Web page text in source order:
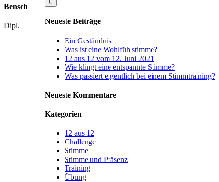
Neueste Beiträge
Ein Geständnis
Was ist eine Wohlfühlstimme?
12 aus 12 vom 12. Juni 2021
Wie klingt eine entspannte Stimme?
Was passiert eigentlich bei einem Stimmtraining?
Neueste Kommentare
Kategorien
12 aus 12
Challenge
Stimme
Stimme und Präsenz
Training
Übung
Bensch
Dipl.